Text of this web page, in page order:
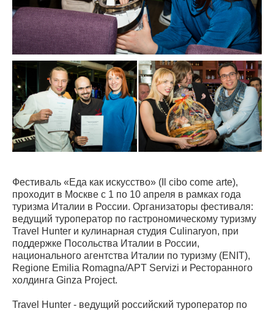
Фестиваль «Еда как искусство» (Il cibo come arte),
проходит в Москве с 1 по 10 апреля в рамках года
туризма Италии в России. Организаторы фестиваля:
ведущий туроператор по гастрономическому туризму
Travel Hunter и кулинарная студия Culinaryon, при
поддержке Посольства Италии в России,
национального агентства Италии по туризму (ENIT),
Regione Emilia Romagna/APT Servizi и Ресторанного
холдинга Ginza Project.
Travel Hunter - ведущий российский туроператор по